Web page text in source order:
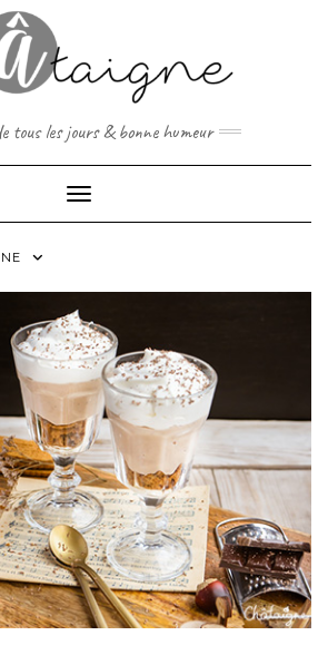
tous les jours & bonne humeur
Toggle Navigation